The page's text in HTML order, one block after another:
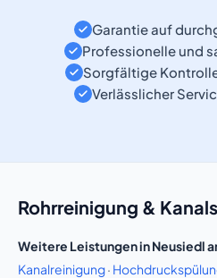
Garantie auf
Professionelle und
Sorgfältige
Verlässlicher
Rohrreinigung &
Weitere Leistungen in Neusiedl
Kanalreinigung·